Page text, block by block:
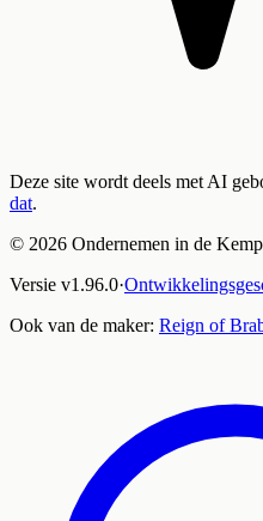
Deze site wordt deels met AI
dat.
© 2026 Ondernemen in de
Versie v1.96.0·
Ook van de maker: Reign of